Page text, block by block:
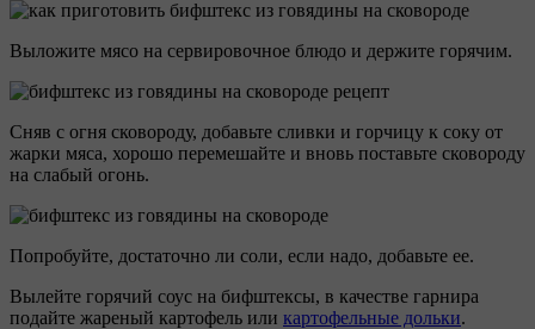
Выложите мясо на сервировочное блюдо и держите горячим.
Сняв с огня сковороду, добавьте сливки и горчицу к соку от
жарки мяса, хорошо перемешайте и вновь поставьте сковороду
на слабый огонь.
Попробуйте, достаточно ли соли, если надо, добавьте ее.
Вылейте горячий соус на бифштексы, в качестве гарнира
подайте жареный картофель или картофельные дольки.